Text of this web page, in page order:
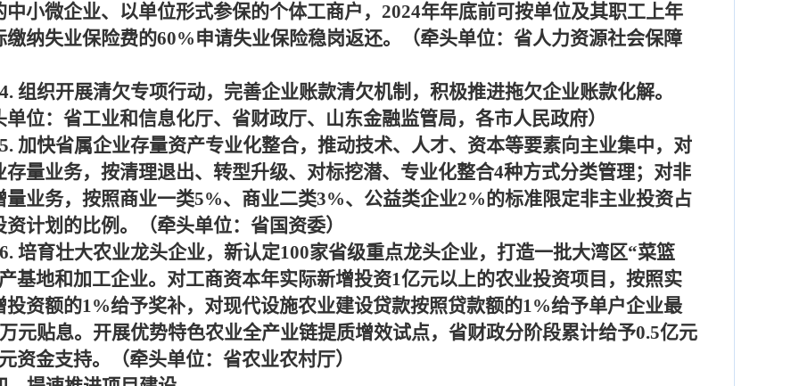
中小微企业、以单位形式参保的个体工商户， 2024年年底前可按单位及其职工上年
缴纳失业保险费的60%申请失业保险稳岗返还。（牵头单位：省人力资源社会保障
组织开展清欠专项行动，完善企业账款清欠机制，积极推进拖欠企业账款化解。
单位：省工业和信息化厅、省财政厅、山东金融监管局，各市人民政府）
加快省属企业存量资产专业化整合，推动技术、人才、资本等要素向主业集中，对
存量业务，按清理退出、转型升级、对标挖潜、专业化整合4种方式分类管理；对非
量业务，按照商业一类5%、商业二类3%、公益类企业2%的标准限定非主业投资占
资计划的比例。（牵头单位：省国资委）
培育壮大农业龙头企业，新认定100家省级重点龙头企业，打造一批大湾区“菜篮
基地和加工企业。对工商资本年实际新增投资1亿元以上的农业投资项目，按照实
投资额的1%给予奖补，对现代设施农业建设贷款按照贷款额的1%给予单户企业最
万元贴息。开展优势特色农业全产业链提质增效试点，省财政分阶段累计给予0.5亿元
资金支持。（牵头单位：省农业农村厅）